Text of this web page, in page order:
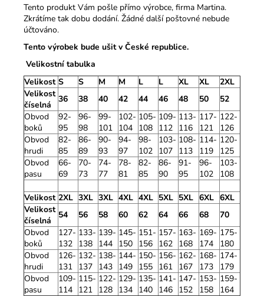
Tento produkt Vám pošle přímo výrobce, firma Martina.
Zkrátíme tak dobu dodání. Žádné další poštovné nebude
účtováno.
Tento výrobek bude ušit v České republice.
Velikostní tabulka
Velikost S S M M L L XL XL
2XL
Velikost
číselná
36 38 40 42 44 46 48 50
52
Obvod
boků
92-
95
96-
98
99-
101
102-
104
105-
108
109-
112
113-
116
117-
121
122-
126
Obvod
hrudi
82-
85
86-
89
90-
93
94-
97
98-
102
103-
107
108-
113
114-
119
120-
125
Obvod
pasu
66-
69
70-
73
74-
77
78-
81
82-
85
86-
90
91-
95
96-
102
103-
108
Velikost 2XL 3XL 3XL 4XL 4XL 5XL 5XL 6XL 6XL
Velikost
číselná
54 56 58 60 62 64 66 68
70
Obvod
boků
127-
132
133-
138
139-
144
145-
150
151-
156
157-
162
163-
168
169-
174
175-
180
Obvod
hrudi
126-
131
132-
137
138-
143
144-
149
150-
155
156-
161
162-
167
168-
173
174-
179
Obvod
pasu
109-
114
115-
121
122-
128
129-
134
135-
140
141-
146
147-
152
153-
158
159-
164